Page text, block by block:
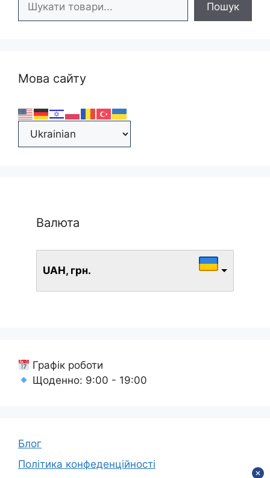
Пошук
Мова сайту
Валюта
UAH, грн.
Графік роботи
Щоденно: 9:00 - 19:00
Блог
Політика конфеденційності